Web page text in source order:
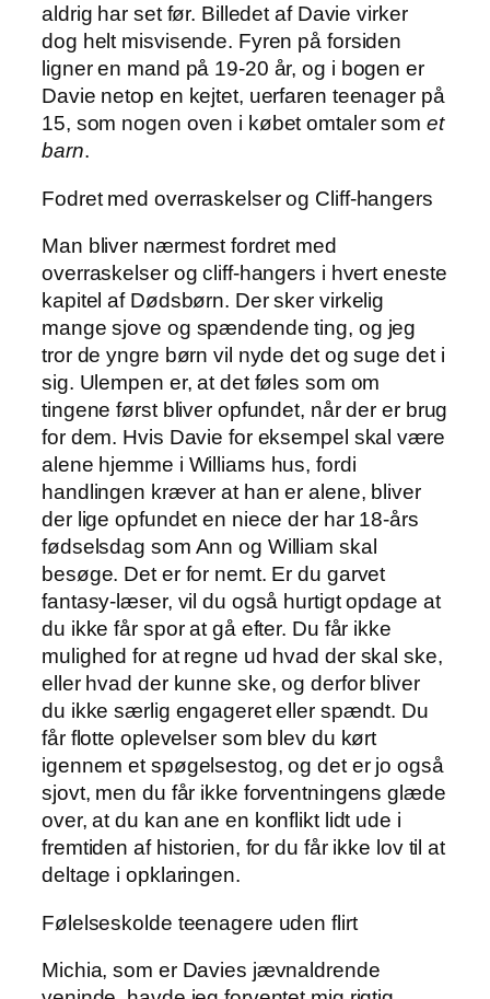
aldrig har set før. Billedet af Davie virker
dog helt misvisende. Fyren på forsiden
ligner en mand på 19-20 år, og i bogen er
Davie netop en kejtet, uerfaren teenager på
15, som nogen oven i købet omtaler somet
barn.
Fodret med overraskelser og Cliff-hangers
Man bliver nærmest fordret med
overraskelser og cliff-hangers i hvert eneste
kapitel af Dødsbørn. Der sker virkelig
mange sjove og spændende ting, og jeg
tror de yngre børn vil nyde det og suge det i
sig. Ulempen er, at det føles som om
tingene først bliver opfundet, når der er brug
for dem. Hvis Davie for eksempel skal være
alene hjemme i Williams hus, fordi
handlingen kræver at han er alene, bliver
der lige opfundet en niece der har 18-års
fødselsdag som Ann og William skal
besøge. Det er for nemt. Er du garvet
fantasy-læser, vil du også hurtigt opdage at
du ikke får spor at gå efter. Du får ikke
mulighed for at regne ud hvad der skal ske,
eller hvad der kunne ske, og derfor bliver
du ikke særlig engageret eller spændt. Du
får flotte oplevelser som blev du kørt
igennem et spøgelsestog, og det er jo også
sjovt, men du får ikke forventningens glæde
over, at du kan ane en konflikt lidt ude i
fremtiden af historien, for du får ikke lov til at
deltage i opklaringen.
Følelseskolde teenagere uden flirt
Michia, som er Davies jævnaldrende